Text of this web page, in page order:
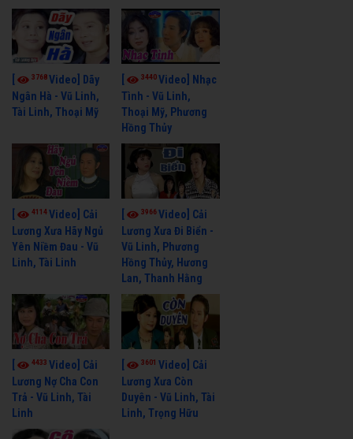
3768Video] Dãy
Ngân Hà - Vũ Linh,
Tài Linh, Thoại Mỹ
3440Video] Nhạc
Tình - Vũ Linh,
Thoại Mỹ, Phương
Hồng Thủy
4114Video] Cải
Lương Xưa Hãy Ngủ
Yên Niềm Đau - Vũ
Linh, Tài Linh
3966Video] Cải
Lương Xưa Đi Biển -
Vũ Linh, Phương
Hồng Thủy, Hương
Lan, Thanh Hằng
4433 Video] Cải
Lương Nợ Cha Con
Trả - Vũ Linh, Tài
Linh
3601Video] Cải
Lương Xưa Còn
Duyên - Vũ Linh, Tài
Linh, Trọng Hữu